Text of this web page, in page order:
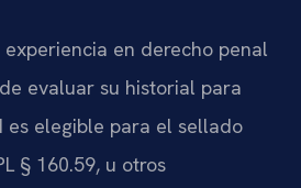
experiencia en derecho penal
evaluar su historial para
es elegible para el sellado
§ 160.59, u otros